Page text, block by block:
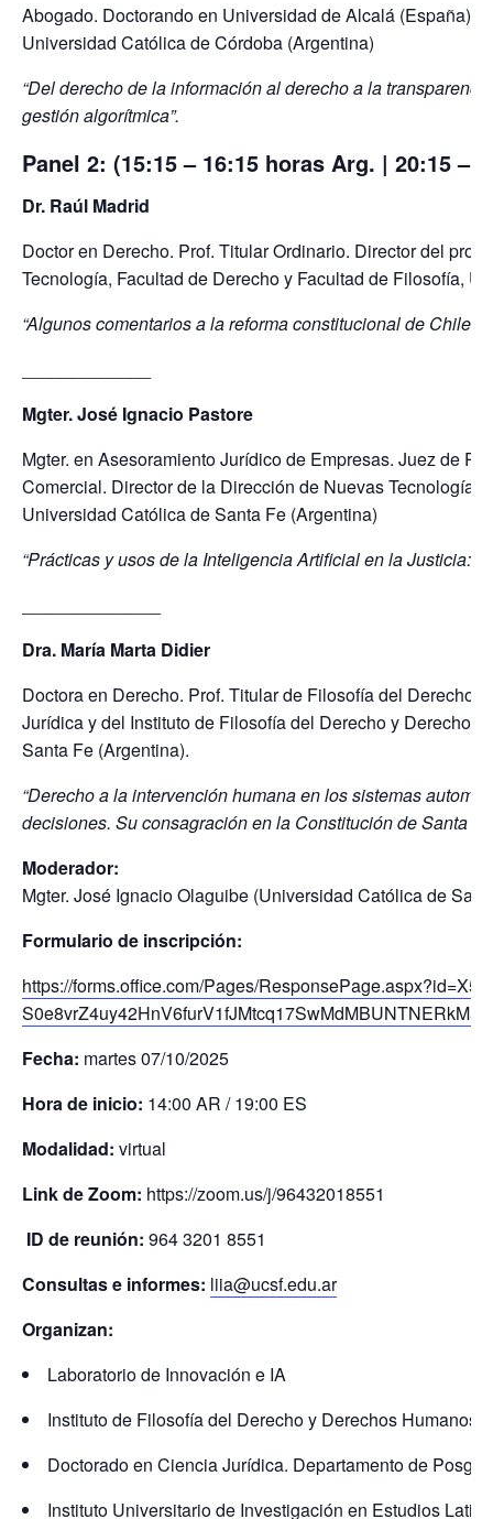
Abogado. Doctorando en Universidad de Alcalá (España).
Universidad Católica de Córdoba (Argentina)
“Del derecho de la información al derecho a la
gestión algorítmica”.
Panel 2: (15:15 – 16:15 horas Arg. | 20:15 –
Dr. Raúl Madrid
Doctor en Derecho. Prof. Titular Ordinario. Director del
Tecnología, Facultad de Derecho y Facultad de Filosofía,
“Algunos comentarios a la reforma constitucional de Chile
Mgter. José Ignacio Pastore
Mgter. en Asesoramiento Jurídico de Empresas. Juez de
Comercial. Director de la Dirección de Nuevas Tecnologías
Universidad Católica de Santa Fe (Argentina)
“Prácticas y usos de la Inteligencia Artificial en la Justicia:
Dra. María Marta Didier
Doctora en Derecho. Prof. Titular de Filosofía del Derecho.
Jurídica y del Instituto de Filosofía del Derecho y Derechos
Santa Fe (Argentina).
“Derecho a la intervención humana en los sistemas
decisiones. Su consagración en la Constitución de Santa
Moderador:
Mgter. José Ignacio Olaguibe (Universidad Católica de
Formulario de inscripción:
https://forms.office.com/Pages/
Fecha: martes 07/10/2025
Hora de inicio: 14:00 AR / 19:00 ES
Modalidad: virtual
LinkdeZoom: https://zoom.us/j/96432018551
ID de reunión: 964 3201 8551
Consultas e informes: liia@ucsf.edu.ar
Organizan:
Laboratorio de Innovación e IA
Instituto de Filosofía del Derecho y Derechos Humanos,
Doctorado en Ciencia Jurídica. Departamento de
Instituto Universitario de Investigación en Estudios